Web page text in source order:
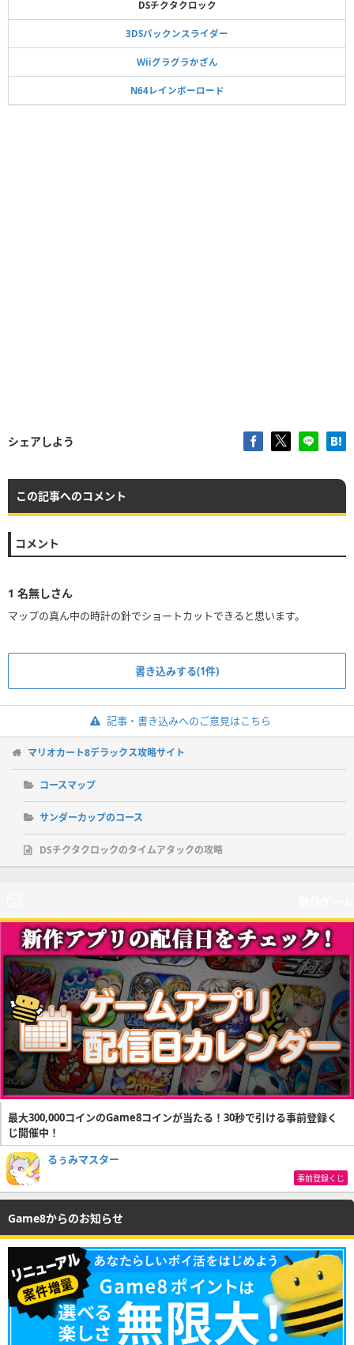
DSチクタクロック
3DSパックンスライダー
Wiiグラグラかざん
N64レインボーロード
シェアしよう
この記事へのコメント
コメント
1 名無しさん
マップの真ん中の時計の針でショートカットできると思います。
書き込みする(1件)
記事・書き込みへのご意見はこちら
マリオカート8デラックス攻略サイト
コースマップ
サンダーカップのコース
DSチクタクロックのタイムアタックの攻略
最大300,000コインのGame8コインが当たる！30秒で引ける事前登録く
じ開催中！
るぅみマスター
事前登録くじ
Game8からのお知らせ